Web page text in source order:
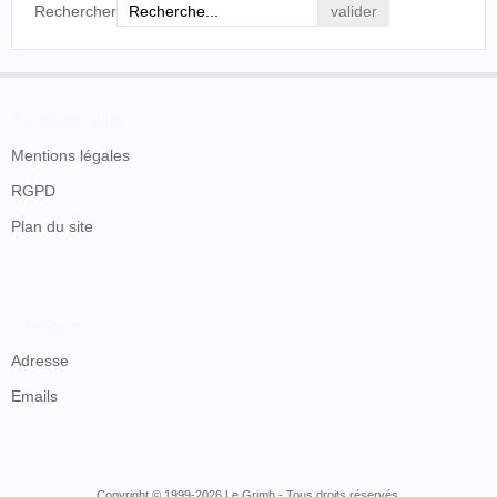
Rechercher
Mentions légales
RGPD
Plan du site
Adresse
Emails